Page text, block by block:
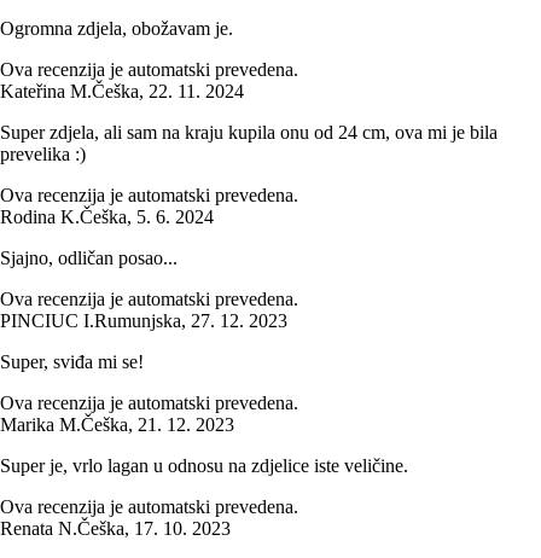
Ogromna zdjela, obožavam je.
Ova recenzija je automatski prevedena.
Kateřina M.Češka, 22. 11. 2024
Super zdjela, ali sam na kraju kupila onu od 24 cm, ova mi je bila
prevelika :)
Ova recenzija je automatski prevedena.
Rodina K.Češka, 5. 6. 2024
Sjajno, odličan posao...
Ova recenzija je automatski prevedena.
PINCIUC I.Rumunjska, 27. 12. 2023
Super, sviđa mi se!
Ova recenzija je automatski prevedena.
Marika M.Češka, 21. 12. 2023
Super je, vrlo lagan u odnosu na zdjelice iste veličine.
Ova recenzija je automatski prevedena.
Renata N.Češka, 17. 10. 2023